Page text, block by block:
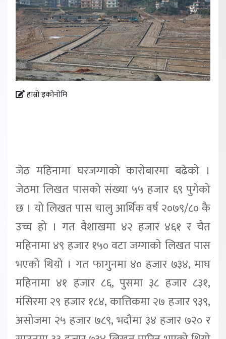
हाम्रो इकोनोमि
जेठ महिनामा घरजग्गाको कारोबारमा बढेको ।
जेठमा लिखत पासको संख्या ५५ हजार ६९ पुगेको
छ । यो लिखत पास चालु आर्थिक वर्ष २०७९/८० कै
उच्च हो । गत वैशाखमा ४२ हजार ४६१ र चैत
महिनामा ४९ हजार १५० वटा जग्गाको लिखत पास
भएको थियो । गत फागुनमा ४० हजार ७३४, माघ
महिनामा ४१ हजार ८६, पुसमा ३८ हजार ८३१,
मंसिरमा २९ हजार १८४, कात्तिकमा २७ हजार ९३९,
असोजमा २५ हजार ७८९, भदौमा ३४ हजार ७२० र